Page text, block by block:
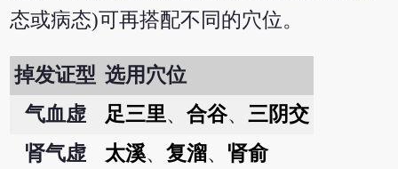
态或病态)可再搭配不同的穴位。
掉发证型 选用穴位
气血虚
足三里、合谷、三阴交
肾气虚
太溪、复溜、 肾俞